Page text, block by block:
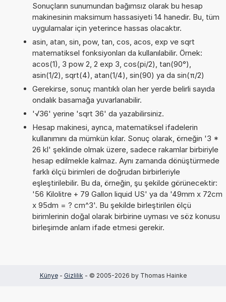
Sonuçların sunumundan bağımsız olarak bu hesap
makinesinin maksimum hassasiyeti 14 hanedir. Bu, tüm
uygulamalar için yeterince hassas olacaktır.
asin, atan, sin, pow, tan, cos, acos, exp ve sqrt
matematiksel fonksiyonları da kullanılabilir. Örnek:
acos(1), 3 pow 2, 2 exp 3, cos(pi/2), tan(90°),
asin(1/2), sqrt(4), atan(1/4), sin(90) ya da sin(π/2)
Gerekirse, sonuç mantıklı olan her yerde belirli sayıda
ondalık basamağa yuvarlanabilir.
'√36' yerine 'sqrt 36' da yazabilirsiniz.
Hesap makinesi, ayrıca, matematiksel ifadelerin
kullanımını da mümkün kılar. Sonuç olarak, örneğin '3 *
26 kl' şeklinde olmak üzere, sadece rakamlar birbiriyle
hesap edilmekle kalmaz. Aynı zamanda dönüştürmede
farklı ölçü birimleri de doğrudan birbirleriyle
eşleştirilebilir. Bu da, örneğin, şu şekilde görünecektir:
'56 Kilolitre + 79 Gallon liquid US' ya da '49mm x 72cm
x 95dm = ? cm^3'. Bu şekilde birleştirilen ölçü
birimlerinin doğal olarak birbirine uyması ve söz konusu
birleşimde anlam ifade etmesi gerekir.
Künye- Gizlilik - © 2005-2026 by Thomas Hainke